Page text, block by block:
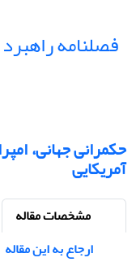
فصلنامه
حکمرانی جهانی،
آمریکایی
مشخصات مقاله
ارجاع به این مقاله